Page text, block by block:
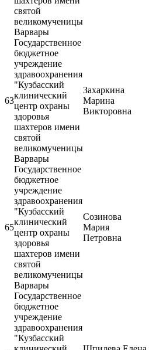
святой
великомученицы
Варвары
63
Государственное
бюджетное
учреждение
здравоохранения
"Кузбасский
клинический
центр охраны
здоровья
шахтеров имени
святой
великомученицы
Варвары
Захаркина
Марина
Викторовна
65
Государственное
бюджетное
учреждение
здравоохранения
"Кузбасский
клинический
центр охраны
здоровья
шахтеров имени
святой
великомученицы
Варвары
Созинова
Мария
Петровна
Государственное
бюджетное
учреждение
здравоохранения
"Кузбасский